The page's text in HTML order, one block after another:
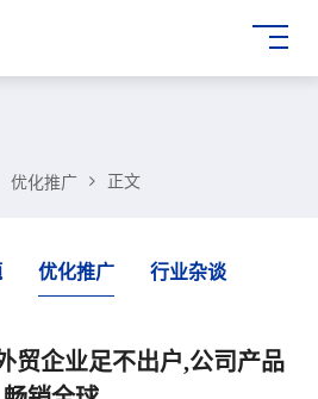
优化推广 正文
优化推广 行业杂谈
贸企业足不出户,公司产品